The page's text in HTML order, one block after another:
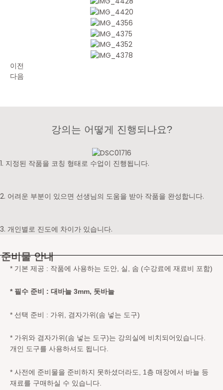
이전
다음
강의는 어떻게 진행되나요?
1. 지정된 작품을 코칭 형태로 수업이 진행됩니다.
2. 어려운 부분이 있으면 선생님의 도움을 받아 작품을 완성합니다.
3. 개인별로 진도에 차이가 있습니다.
준비물 안내
* 기본 제공 : 작품에 사용하는 도안, 실, 솜 (수강료에 재료비 포함)
* 필수 준비 : 대바늘 3mm, 돗바늘
* 선택 준비 : 가위, 겸자가위(솜 넣는 도구)
* 가위와 겸자가위(솜 넣는 도구)는 강의실에 비치되어있습니다.
개인 도구를 사용하셔도 됩니다.
* 사전에 준비물을 준비하지 못하셨더라도, 1층 매장에서 바늘 등
재료를 구매하실 수 있습니다.